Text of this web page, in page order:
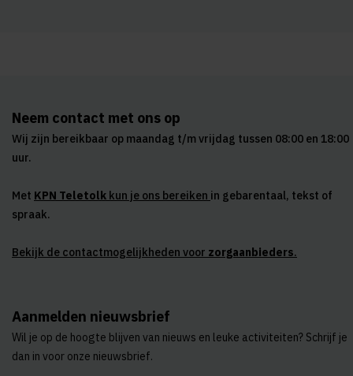
Neem contact met ons op
Wij zijn bereikbaar op maandag t/m vrijdag tussen 08:00 en 18:00
uur.
Met KPN Teletolk kun je ons bereiken in gebarentaal, tekst of
spraak.
Bekijk de contactmogelijkheden voor zorgaanbieders.
Aanmelden nieuwsbrief
Wil je op de hoogte blijven van nieuws en leuke activiteiten? Schrijf je
dan in voor onze nieuwsbrief.